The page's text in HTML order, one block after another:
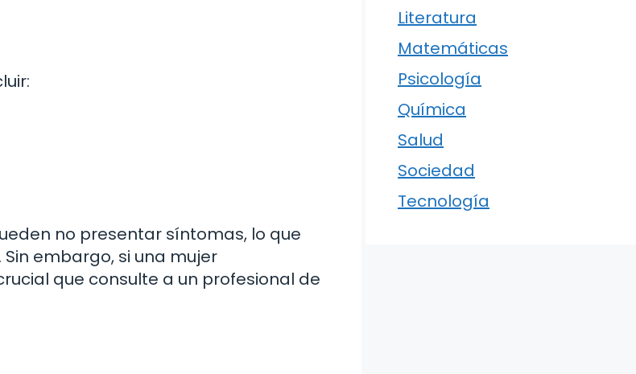
no presentar síntomas, lo que
embargo, si una mujer
que consulte a un profesional de
Literatura
Matemáticas
Psicología
Química
Salud
Sociedad
Tecnología